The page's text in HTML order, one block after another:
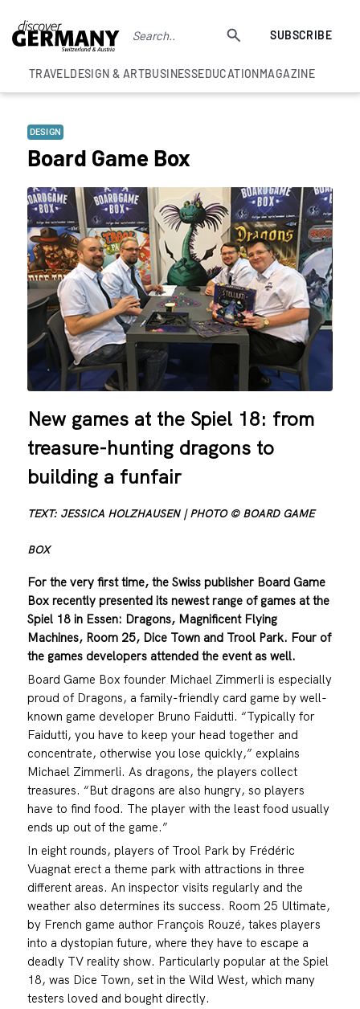
SUBSCRIBE
TRAVELDESIGN & ARTBUSINESSEDUCATIONMAGAZINE
DESIGN
Board Game Box
New games at the Spiel 18: from
treasure-hunting dragons to
building a funfair
TEXT: JESSICA HOLZHAUSEN | PHOTO © BOARD GAME
BOX
For the very first time, the Swiss publisher Board Game
Box recently presented its newest range of games at the
Spiel 18 in Essen: Dragons, Magnificent Flying
Machines, Room 25, Dice Town and Trool Park. Four of
the games developers attended the event as well.
Board Game Box founder Michael Zimmerli is especially
proud of Dragons, a family-friendly card game by well-
known game developer Bruno Faidutti. “Typically for
Faidutti, you have to keep your head together and
concentrate, otherwise you lose quickly,” explains
Michael Zimmerli. As dragons, the players collect
treasures. “But dragons are also hungry, so players
have to find food. The player with the least food usually
ends up out of the game.”
In eight rounds, players of Trool Park by Frédéric
Vuagnat erect a theme park with attractions in three
different areas. An inspector visits regularly and the
weather also determines its success. Room 25 Ultimate,
by French game author François Rouzé, takes players
into a dystopian future, where they have to escape a
deadly TV reality show. Particularly popular at the Spiel
18, was Dice Town, set in the Wild West, which many
testers loved and bought directly.